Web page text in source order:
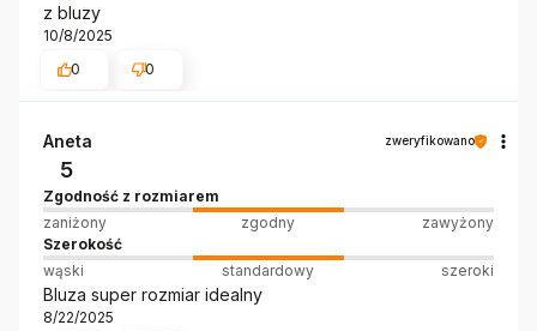
z bluzy
10/8/2025
0
0
Aneta zweryfikowano
5
Zgodność z rozmiarem
zaniżony
zgodny
zawyżony
Szerokość
wąski
standardowy szeroki
Bluza super rozmiar idealny
8/22/2025